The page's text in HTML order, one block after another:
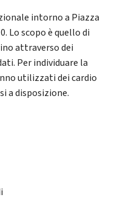
intorno a Piazza
Lo scopo è quello di
attraverso dei
Per individuare la
utilizzati dei cardio
a disposizione.